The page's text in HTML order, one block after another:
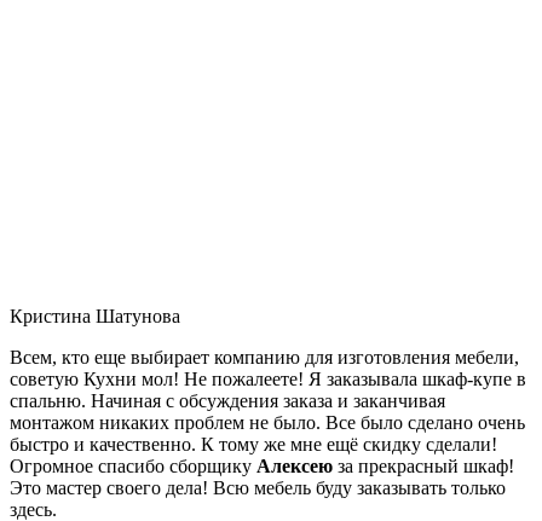
Кристина Шатунова
Всем, кто еще выбирает компанию для изготовления мебели,
советую Кухни мол! Не пожалеете! Я заказывала шкаф-купе в
спальню. Начиная с обсуждения заказа и заканчивая
монтажом никаких проблем не было. Все было сделано очень
быстро и качественно. К тому же мне ещё скидку сделали!
Огромное спасибо сборщику Алексею за прекрасный шкаф!
Это мастер своего дела! Всю мебель буду заказывать только
здесь.